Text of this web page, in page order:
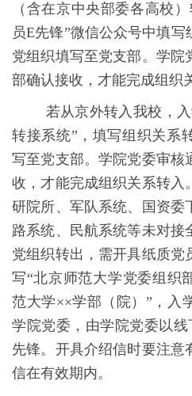
（含在京中央部委各高校
员E先锋”微信公众号中填写
党组织填写至党支部。学院
部确认接收，才能完成组织
若从京外转入我校，
转接系统”，填写组织关系
写至党支部。学院党委审核
收，才能完成组织关系转入
研院所、军队系统、国资委
路系统、民航系统等未对接
党组织转出，需开具纸质党
写“北京师范大学党委组织
范大学××学部（院）”，入
学院党委，由学院党委以
先锋。开具介绍信时要注意
信在有效期内。